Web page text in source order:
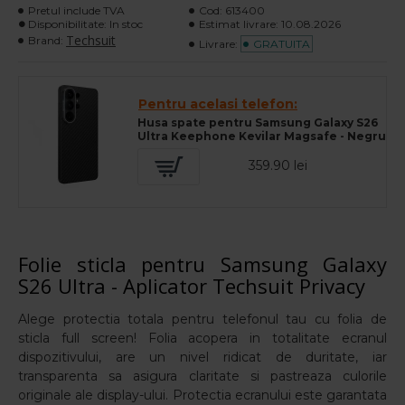
Pretul include TVA
Disponibilitate: In stoc
Brand: Techsuit
Cod: 613400
Estimat livrare: 10.08.2026
Livrare:
GRATUITA
Pentru acelasi telefon:
Husa spate pentru Samsung Galaxy S26
Ultra Keephone Kevilar Magsafe - Negru
359.90 lei
Folie sticla pentru Samsung Galaxy
S26 Ultra - Aplicator Techsuit Privacy
Alege protectia totala pentru telefonul tau cu folia de
sticla full screen! Folia acopera in totalitate ecranul
dispozitivului, are un nivel ridicat de duritate, iar
transparenta sa asigura claritate si pastreaza culorile
originale ale display-ului. Protectia ecranului este garantata